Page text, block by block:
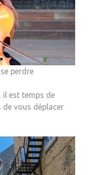
perdre
il est temps de
de vous déplacer